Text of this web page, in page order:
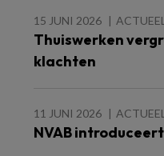
15 JUNI 2026 ACTUEEL
Thuiswerken
klachten
11 JUNI 2026 ACTUEEL
NVAB